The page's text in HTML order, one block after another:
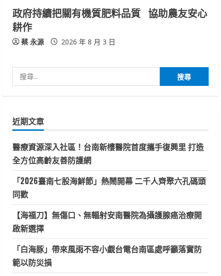
政府持續把關有機質肥料品質 協助農友安心
耕作
蔡 永源 2026 年 8 月 3 日
尋
字:
近期文章
醫療資源深入社區！台南新樓醫院首度攜手復興里 打造
全方位高齡友善防護網
「2026臺南七股海鮮節」熱鬧開幕 二千人齊聚六孔碼頭
同歡
【海福刀】無傷口、無輻射安南醫院為攝護腺癌治療開
啟新選擇
「白海豚」帶來風雨不容小覷台電台南區處呼籲落實防
範以防災損